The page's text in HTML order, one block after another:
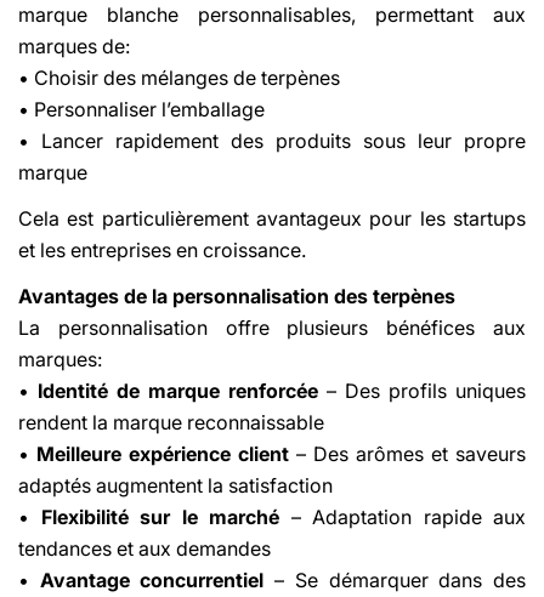
marque blanche personnalisables, permettant aux
marques de:
• Choisir des mélanges de terpènes
• Personnaliser l’emballage
• Lancer rapidement des produits sous leur propre
marque
Cela est particulièrement avantageux pour les startups
et les entreprises en croissance.
Avantages de la personnalisation des terpènes
La personnalisation offre plusieurs bénéfices aux
marques:
• Identité de marque renforcée – Des profils uniques
rendent la marque reconnaissable
• Meilleure expérience client – Des arômes et saveurs
adaptés augmentent la satisfaction
• Flexibilité sur le marché – Adaptation rapide aux
tendances et aux demandes
• Avantage concurrentiel – Se démarquer dans des